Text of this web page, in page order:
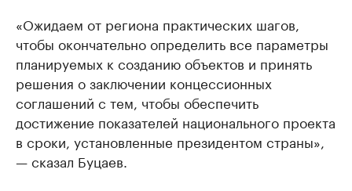
«Ожидаем от региона практических шагов,
чтобы окончательно определить все параметры
планируемых к созданию объектов и принять
решения о заключении концессионных
соглашений с тем, чтобы обеспечить
достижение показателей национального проекта
в сроки, установленные президентом страны»,
— сказал Буцаев.